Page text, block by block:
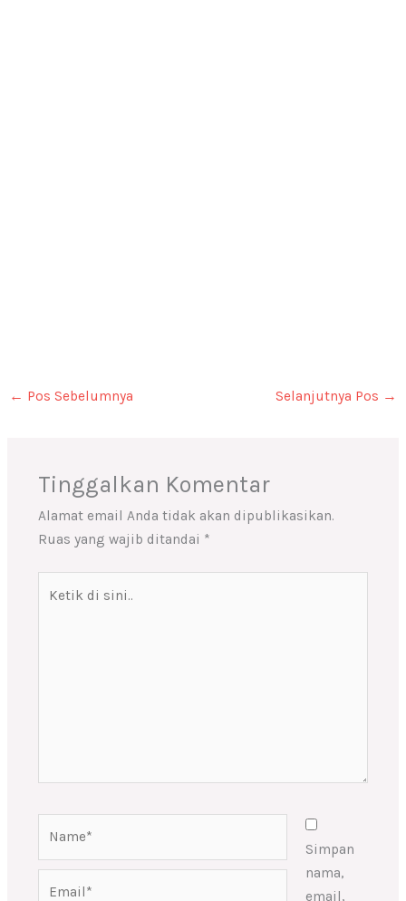
← Pos Sebelumnya Selanjutnya Pos →
Tinggalkan Komentar
Alamat email Anda tidak akan dipublikasikan.
Ruas yang wajib ditandai *
Simpan
nama,
email,